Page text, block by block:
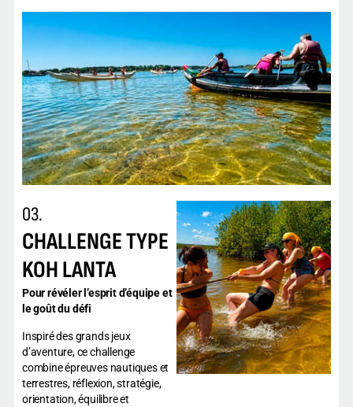
03.
CHALLENGE TYPE
KOH LANTA
Pour révéler l’esprit d’équipe et
le goût du défi
Inspiré des grands jeux
d’aventure, ce challenge
combine épreuves nautiques et
terrestres, réflexion, stratégie,
orientation, équilibre et